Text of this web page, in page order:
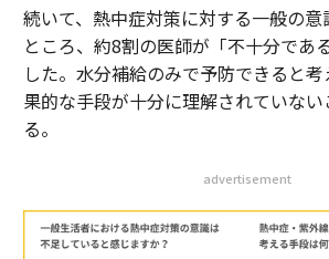
続いて、熱中症対策に対する一般の
ところ、約8割の医師が「不十分であ
した。水分補給のみで予防できると
果的な手段が十分に理解されていな
る。
advertisement